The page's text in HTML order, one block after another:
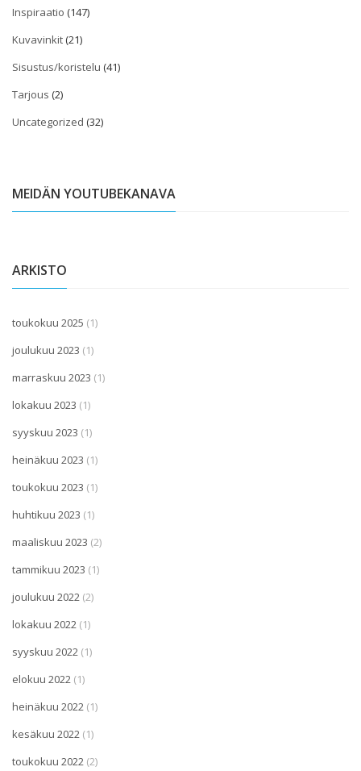
Inspiraatio (147)
Kuvavinkit(21)
Sisustus/koristelu (41)
Tarjous (2)
Uncategorized (32)
MEIDÄN YOUTUBEKANAVA
ARKISTO
toukokuu 2025 (1)
joulukuu 2023 (1)
marraskuu 2023 (1)
lokakuu 2023 (1)
syyskuu 2023 (1)
heinäkuu 2023 (1)
toukokuu 2023 (1)
huhtikuu 2023 (1)
maaliskuu 2023 (2)
tammikuu 2023 (1)
joulukuu 2022 (2)
lokakuu 2022 (1)
syyskuu 2022 (1)
elokuu 2022 (1)
heinäkuu 2022 (1)
kesäkuu 2022 (1)
toukokuu 2022 (2)